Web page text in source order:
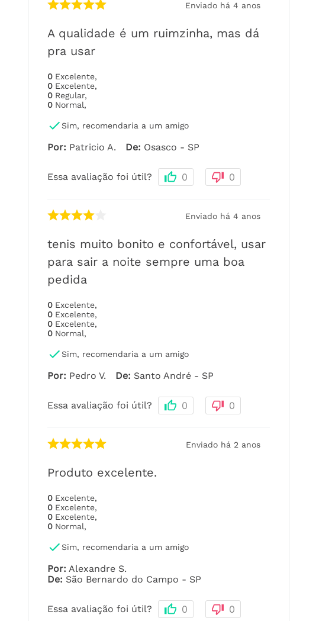
Enviado há 4 anos
A qualidade é um ruimzinha, mas dá
pra usar
0 Excelente,
0 Excelente,
0 Regular,
0 Normal,
Sim, recomendaria a um amigo
Por: Patricio A. De: Osasco - SP
Essa avaliação foi útil? 0 0
Enviado há 4 anos
tenis muito bonito e confortável, usar
para sair a noite sempre uma boa
pedida
0 Excelente,
0 Excelente,
0 Excelente,
0 Normal,
Sim, recomendaria a um amigo
Por: Pedro V. De: Santo André - SP
Essa avaliação foi útil? 0 0
Enviado há 2 anos
Produto excelente.
0 Excelente,
0 Excelente,
0 Excelente,
0 Normal,
Sim, recomendaria a um amigo
Por: Alexandre S.
De: São Bernardo do Campo - SP
Essa avaliação foi útil? 0 0